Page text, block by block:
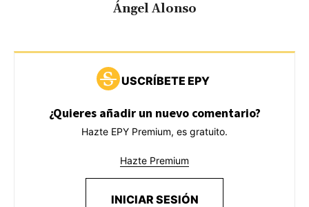
Ángel Alonso
USCRÍBETE EPY
¿Quieres añadir un nuevo comentario?
Hazte EPY Premium, es gratuito.
Hazte Premium
INICIAR SESIÓN